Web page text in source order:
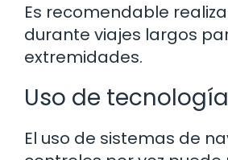
Es recomendable
durante viajes largos
extremidades.
Uso de tecnología
El uso de sistemas de